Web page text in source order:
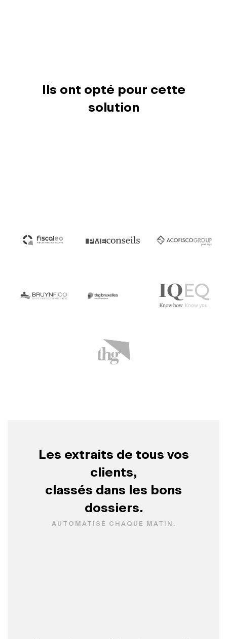
Les extraits de tous vos
clients,
classés dans les bons
dossiers.
AUTOMATISÉ CHAQUE MATIN.
Ils ont opté pour cette
solution